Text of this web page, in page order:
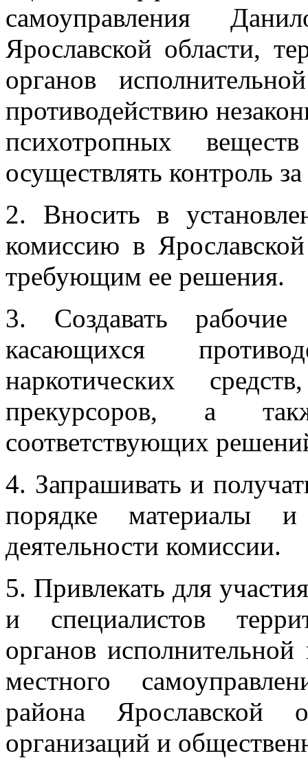
самоуправления
Ярославской области,
органов
противодействию
психотропных
осуществлять контроль
2. Вносить в
комиссию в
требующим ее решения.
3. Создавать
касающихся
наркотических
прекурсоров, а
соответствующих
4. Запрашивать и
порядке материалы
деятельности комиссии.
5. Привлекать для
и специалистов
органов
местного
района Ярославской
организаций и